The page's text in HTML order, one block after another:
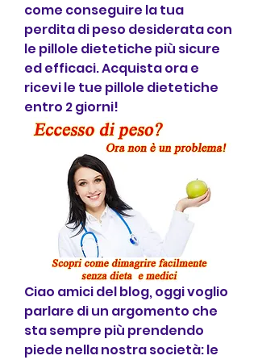
come conseguire la tua
perdita di peso desiderata con
le pillole dietetiche più sicure
ed efficaci. Acquista ora e
ricevi le tue pillole dietetiche
entro 2 giorni!
Ciao amici del blog, oggi voglio
parlare di un argomento che
sta sempre più prendendo
piede nella nostra società: le